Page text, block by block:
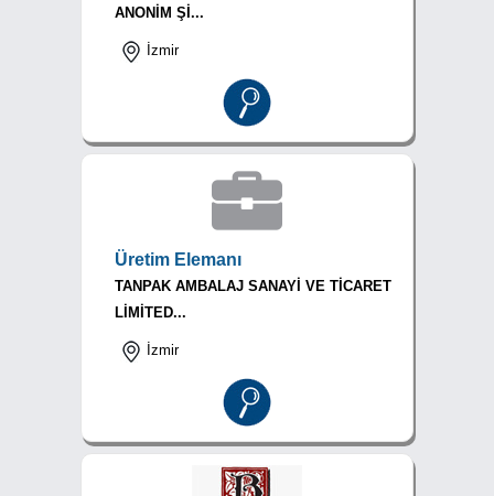
ANONİM Şİ...
İzmir
Üretim Elemanı
TANPAK AMBALAJ SANAYİ VE TİCARET
LİMİTED...
İzmir